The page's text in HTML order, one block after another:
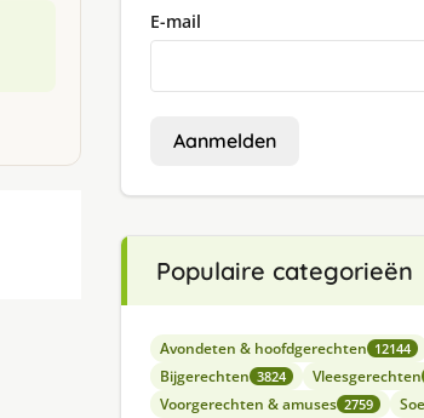
E-mail
Aanmelden
Populaire categorieën
Avondeten & hoofdgerechten 12144
Bijgerechten 3824 Vleesgerechten
Voorgerechten & amuses 2759